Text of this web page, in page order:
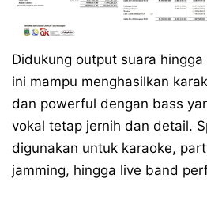
Didukung output suara
ini mampu menghasilkan
dan powerful dengan bass
vokal tetap jernih dan detail.
digunakan untuk karaoke,
jamming, hingga live band